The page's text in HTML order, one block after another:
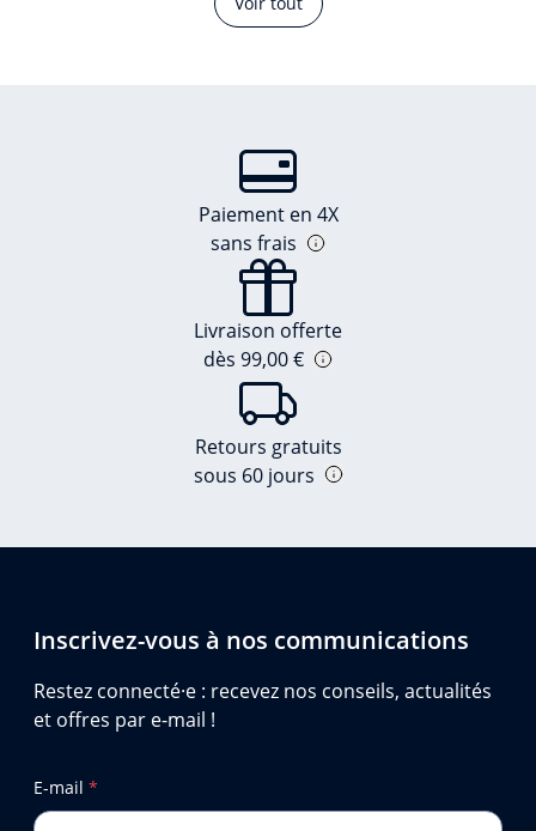
Paiement en 4X
sans frais
Livraison offerte
dès 99,00 €
Retours gratuits
sous 60 jours
Inscrivez-vous à nos communications
Restez connecté·e : recevez nos conseils, actualités
et offres par e-mail !
E-mail *